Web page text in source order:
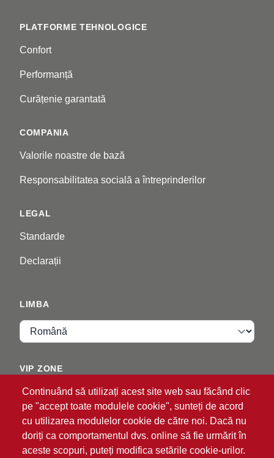
PLATFORME TEHNOLOGICE
Confort
Performanță
Curățenie garantată
COMPANIA
Valorile noastre de bază
Responsabilitatea socială a întreprinderilor
LEGAL
Standarde
Declarații
Continuând să utilizați acest site web sau făcând clic
pe "accept toate modulele cookie", sunteți de acord
cu utilizarea modulelor cookie de către noi. Dacă nu
doriți ca comportamentul dvs. online să fie urmărit în
aceste scopuri, puteți modifica setările cookie-urilor.
LIMBA
Limba
VIP ZONE
Autentificare